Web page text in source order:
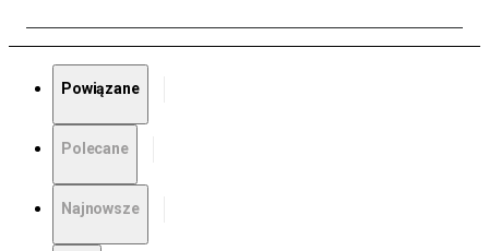
Powiązane
Polecane
Najnowsze